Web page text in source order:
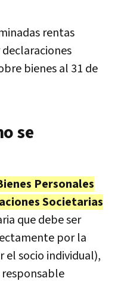
rentas
bienes al 31 de
se
Personales
Societarias
que debe ser
por la
el socio individual),